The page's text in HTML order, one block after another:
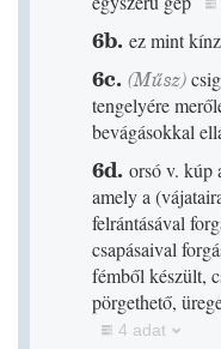
6b. ez mint
6c. (Műsz)
tengelyére
bevágásokkal
6d. orsó v. kúp
amely a (
felrántásával
csapásaival
fémből készült,
pörgethető,
4 adat